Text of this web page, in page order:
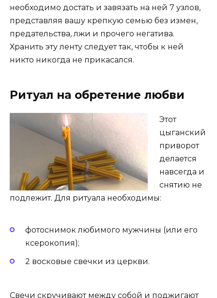
необходимо достать и завязать на ней 7 узлов,
представляя вашу крепкую семью без измен,
предательства, лжи и прочего негатива.
Хранить эту ленту следует так, чтобы к ней
никто никогда не прикасался.
Ритуал на обретение любви
Этот
цыганский
приворот
делается
навсегда и
снятию не
подлежит. Для ритуала необходимы:
фотоснимок любимого мужчины (или его
ксерокопия);
2 восковые свечки из церкви.
Свечи скручивают между собой и поджигают